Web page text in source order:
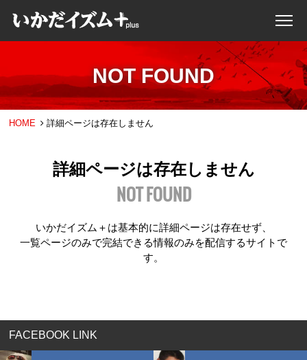
NOT FOUND
HOME 詳細ページは存在しません
詳細ページは存在しません
NOT FOUND
いかだイズム＋は基本的に詳細ページは存在せず、
一覧ページのみで完結できる情報のみを配信するサイトで
す。
FACEBOOK LINK